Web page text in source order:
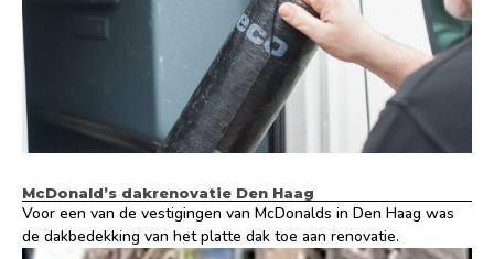
McDonald’s dakrenovatie Den Haag
Voor een van de vestigingen van McDonalds in Den Haag was
de dakbedekking van het platte dak toe aan renovatie.